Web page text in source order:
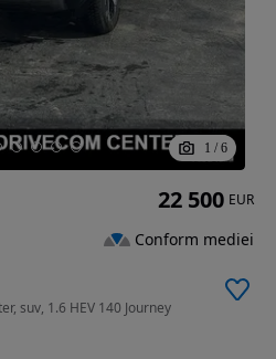
1 / 6
suv, 1.6 HEV 140 Journey
22 500 EUR
Conform mediei